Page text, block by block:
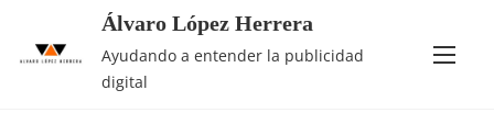
Álvaro López Herrera
Ayudando a entender la publicidad
digital